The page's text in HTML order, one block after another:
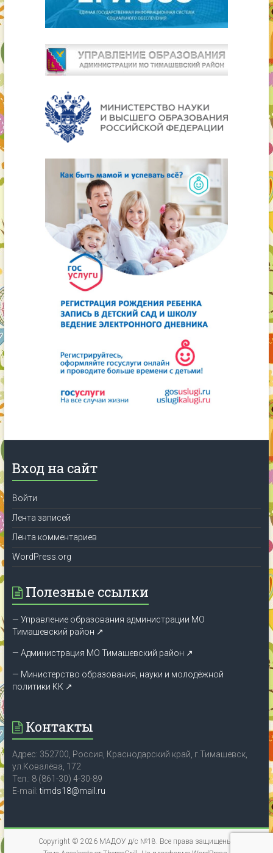
Вход на сайт
Войти
Лента записей
Лента комментариев
WordPress.org
Полезные ссылки
— Управление образования администрации МО
Тимашевский район ↗
— Администрация МО Тимашевский район ↗
— Министерство образования, науки и молодёжной
политики КК ↗
Контакты
Адрес: 352700, Россия, Краснодарский край, г.Тимашевск,
ул.Ковалёва, 172
Тел.: 8 (861-30) 4-30-89
E-mail:timds18@mail.ru
Copyright © 2026 МАДОУ д/с №18 . Все права защищены.